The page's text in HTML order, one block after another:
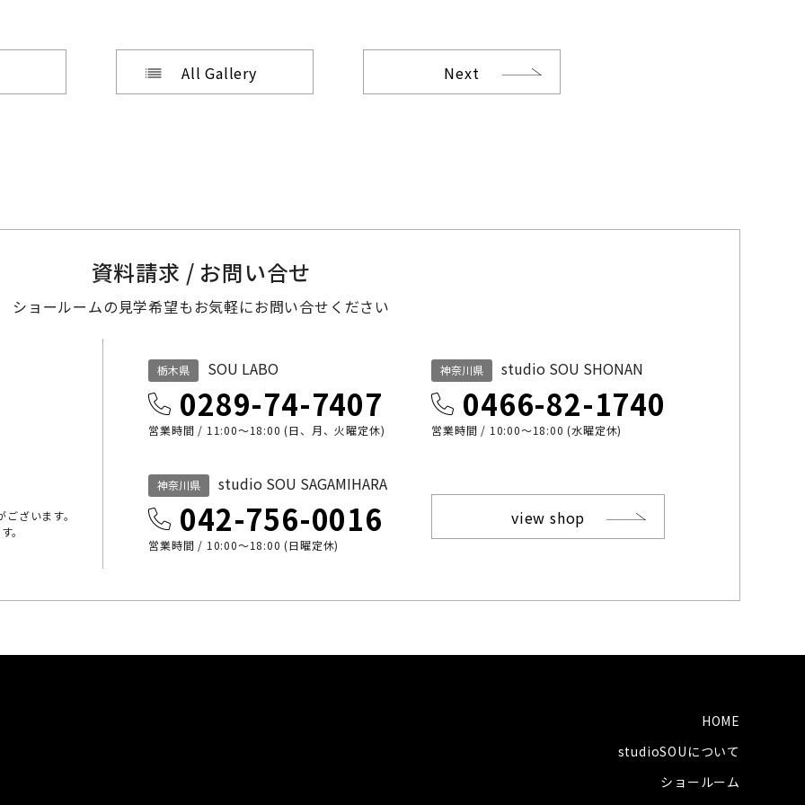
All Gallery Next
資料請求 / お問い合せ
ショールームの見学希望もお気軽にお問い合せください
ざいます。
。
栃木県 SOU LABO
0289-74-7407
営業時間 / 11:00～18:00 (日、月、火曜定休)
神奈川県 studio SOU SHONAN
0466-82-1740
営業時間 / 10:00〜18:00 (水曜定休)
神奈川県 studio SOU SAGAMIHARA
042-756-0016
営業時間 / 10:00〜18:00 (日曜定休)
view shop
HOME
studioSOUについて
ショールーム